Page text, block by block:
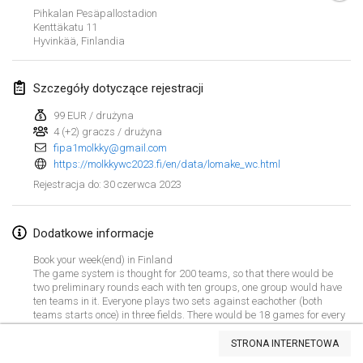
Lista widoku
Pihkalan Pesäpallostadion
Kenttäkatu 11
Hyvinkää Finlandia
Szczegóły dotyczące rejestracji
99 EUR / drużyna
4 (+2) graczs / drużyna
fipa1molkky@gmail.com
https://molkkywc2023.fi/en/data/lomake_wc.html
Rejestracja do: 30 czerwca 2023
Dodatkowe informacje
Book your week(end) in Finland
The game system is thought for 200 teams, so that there would be
two preliminary rounds each with ten groups, one group would have
ten teams in it. Everyone plays two sets against eachother (both
teams starts once) in three fields. There would be 18 games for every
group
STRONA INTERNETOWA
luty 2023
Open Grégorien
SingeliDuppeli
4 lut 2023|Finlandia
Indoor de la CASAS
18 lut 2023| Francja
Faschings-Mölkky